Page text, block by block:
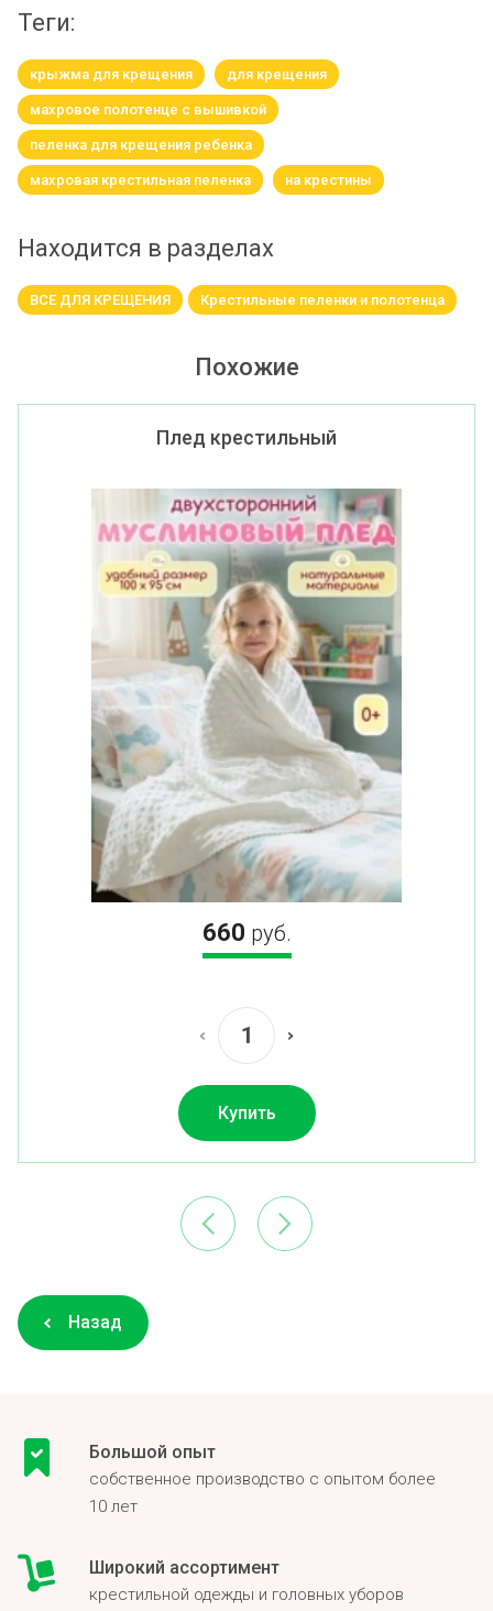
теги:
крыжма для крещения для крещения
махровое полотенце с вышивкой
пеленка для крещения ребенка
махровая крестильная пеленка на крестины
Находится в разделах
ВСЕ ДЛЯ КРЕЩЕНИЯ Крестильные пеленки и полотенца
Похожие
Плед крестильный
660 руб.
Купить
Назад
Большой опыт
собственное производство с опытом более
10 лет
Широкий ассортимент
крестильной одежды и головных уборов